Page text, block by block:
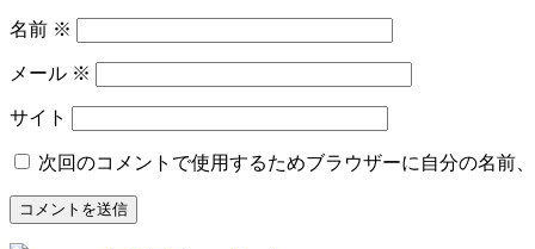
名前 ※
メール ※
サイト
次回のコメントで使用するためブラウザーに自分の名前